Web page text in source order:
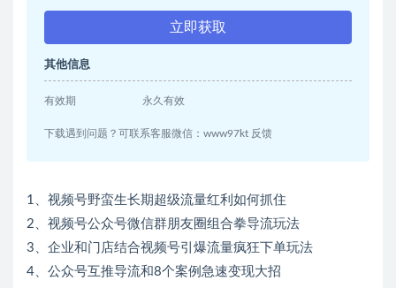
立即获取
其他信息
有效期 永久有效
下载遇到问题？可联系客服微信：www97kt 反馈
1、视频号野蛮生长期超级流量红利如何抓住
2、视频号公众号微信群朋友圈组合拳导流玩法
3、企业和门店结合视频号引爆流量疯狂下单玩法
4、公众号互推导流和8个案例急速变现大招